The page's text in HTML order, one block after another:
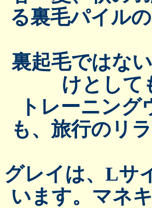
る裏毛パイル
裏起毛ではな
けとして
トレーニン
も、旅行のリ
グレイは、Lサ
います。マネ